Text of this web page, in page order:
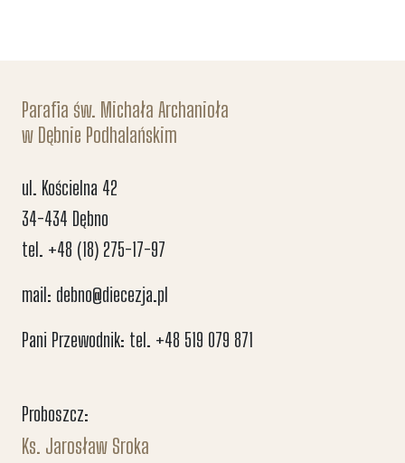
Parafia św. Michała Archanioła
w Dębnie Podhalańskim
ul. Kościelna 42
34-434 Dębno
tel. +48 (18) 275-17-97
mail: debno@diecezja.pl
Pani Przewodnik: tel. +48 519 079 871
Proboszcz:
Ks. Jarosław Sroka